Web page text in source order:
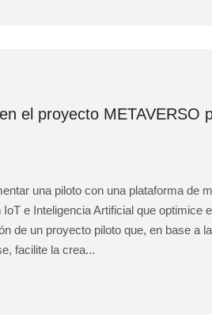
el proyecto METAVERSO
una piloto con una plataforma de
e Inteligencia Artificial que optimice
de un proyecto piloto que, en base a
facilite la crea...